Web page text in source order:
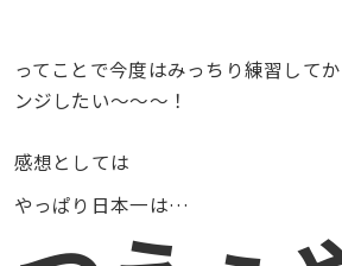
ってことで今度はみっちり練習して
ンジしたい〜〜〜！
感想としては
やっぱり日本一は…